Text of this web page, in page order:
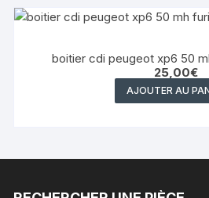
boitier cdi peugeot xp6 50
25,00€
AJOUTER AU